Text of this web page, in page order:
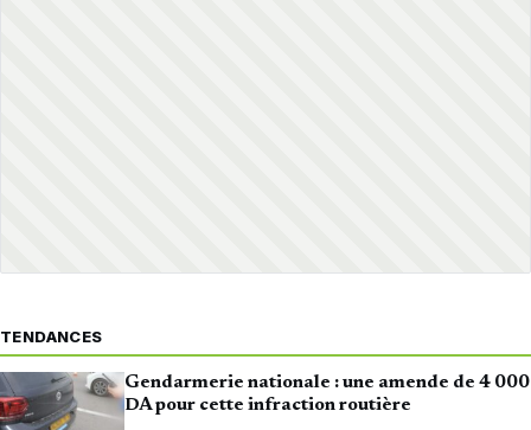
TENDANCES
Gendarmerie nationale : une amende de 4 000
DA pour cette infraction routière